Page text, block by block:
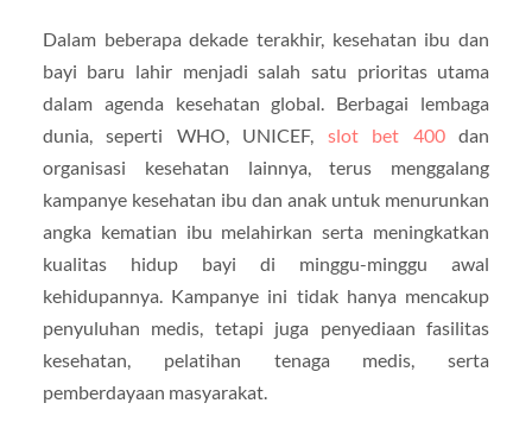
Dalam beberapa dekade terakhir, kesehatan ibu dan
bayi baru lahir menjadi salah satu prioritas utama
dalam agenda kesehatan global. Berbagai lembaga
dunia, seperti WHO, UNICEF, slot bet 400dan
organisasi kesehatan lainnya, terus menggalang
kampanye kesehatan ibu dan anak untuk menurunkan
angka kematian ibu melahirkan serta meningkatkan
kualitas hidup bayi di minggu-minggu awal
kehidupannya. Kampanye ini tidak hanya mencakup
penyuluhan medis, tetapi juga penyediaan fasilitas
kesehatan, pelatihan tenaga medis, serta
pemberdayaan masyarakat.